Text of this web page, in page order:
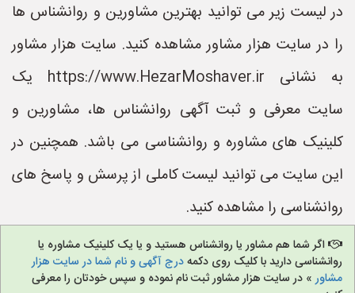
در لیست زیر می توانید بهترین مشاورین و روانشناس ها
را در سایت هزار مشاور مشاهده کنید. سایت هزار مشاور
به نشانی https://www.HezarMoshaver.ir یک
سایت معرفی و ثبت آگهی روانشناس ها، مشاورین و
کلینیک های مشاوره و روانشناسی می باشد. همچنین در
این سایت می توانید لیست کاملی از پرسش و پاسخ های
روانشناسی را مشاهده کنید.
اگر شما هم مشاور یا روانشناس هستید و یا یک کلینیک مشاوره یا
روانشناسی دارید با کلیک روی دکمهدرج آگهی و نام شما در سایت هزار
مشاور» در سایت هزار مشاور ثبت نام نموده و سپس خودتان را معرفی